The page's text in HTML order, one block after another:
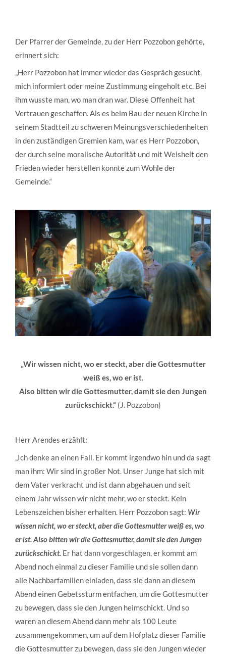
Der Pfarrer der Gemeinde, zu der Herr Pozzobon gehörte,
erinnert sich:
„Herr Pozzobon hat immer wieder das Gespräch gesucht,
mich informiert oder meine Zustimmung eingeholt etc. Bei
ihm wusste man, wo man dran war. Diese Offenheit hat
Vertrauen geschaffen. Als es beim Bau der neuen Kirche in
seinem Stadtteil zu schweren Meinungsverschiedenheiten
in den zuständigen Gremien kam, war es Herr Pozzobon,
der durch seine moralische Autorität und mit Weisheit den
Frieden wieder herstellen konnte zum Wohle der
Gemeinde.“
„Wir wissen nicht, wo er steckt, aber die Gottesmutter
weiß es, wo er ist.
Also bitten wir die Gottesmutter, damit sie den Jungen
zurückschickt.“ (J. Pozzobon)
Herr Arendes erzählt:
„Ich denke an einen Fall. Er kommt irgendwo hin und da sagt
man ihm: Wir sind in großer Not. Unser Junge hat sich mit
dem Vater verkracht und ist dann abgehauen und seit
einem Jahr wissen wir nicht mehr, wo er steckt. Kein
Lebenszeichen bisher erhalten. Herr Pozzobon sagt: Wir
wissen nicht, wo er steckt, aber die Gottesmutter weiß es, wo
er ist. Also bitten wir die Gottesmutter, damit sie den Jungen
zurückschickt. Er hat dann vorgeschlagen, er kommt am
Abend noch einmal zu dieser Familie und sie sollen dann
alle Nachbarfamilien einladen, dass sie dann an diesem
Abend einen Gebetssturm entfachen, um die Gottesmutter
zu bewegen, dass sie den Jungen heimschickt. Und so
waren an diesem Abend dann mehr als 100 Leute
zusammengekommen, um auf dem Hofplatz dieser Familie
die Gottesmutter zu bewegen, dass sie den Jungen wieder